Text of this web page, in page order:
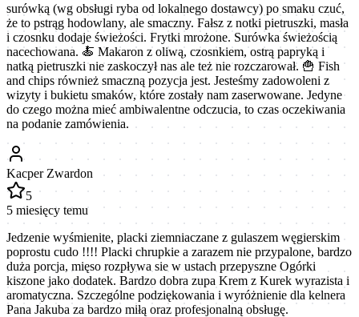
surówką (wg obsługi ryba od lokalnego dostawcy) po smaku czuć,
że to pstrąg hodowlany, ale smaczny. Fałsz z notki pietruszki, masła
i czosnku dodaje świeżości. Frytki mrożone. Surówka świeżością
nacechowana. 🍝 Makaron z oliwą, czosnkiem, ostrą papryką i
natką pietruszki nie zaskoczył nas ale też nie rozczarował. 🍟 Fish
and chips również smaczną pozycja jest. Jesteśmy zadowoleni z
wizyty i bukietu smaków, które zostały nam zaserwowane. Jedyne
do czego można mieć ambiwalentne odczucia, to czas oczekiwania
na podanie zamówienia.
Kacper Zwardon
5
5 miesięcy temu
Jedzenie wyśmienite, placki ziemniaczane z gulaszem węgierskim
poprostu cudo !!!! Placki chrupkie a zarazem nie przypalone, bardzo
duża porcja, mięso rozpływa sie w ustach przepyszne Ogórki
kiszone jako dodatek. Bardzo dobra zupa Krem z Kurek wyrazista i
aromatyczna. Szczególne podziękowania i wyróżnienie dla kelnera
Pana Jakuba za bardzo miłą oraz profesjonalną obsługę.